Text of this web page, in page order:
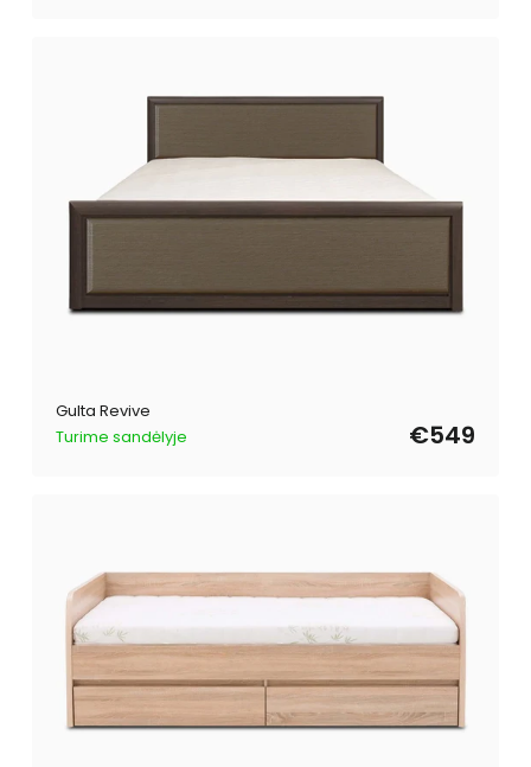
Gulta Revive
Turime sandėlyje
€549